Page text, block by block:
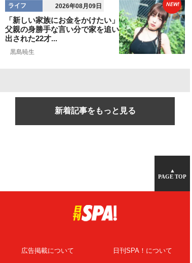
ライフ 2026年08月09日
「新しい家族にお金をかけたい」
父親の身勝手な言い分で家を追い
出された22才...
黒島暁生
NEW!
新着記事をもっと見る
▲
PAGE TOP
広告掲載について 日刊SPA！について